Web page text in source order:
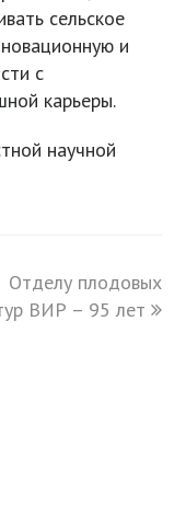
сельское
и
с
карьеры.
научной
next
post:
Отделу плодовых
ВИР – 95 лет